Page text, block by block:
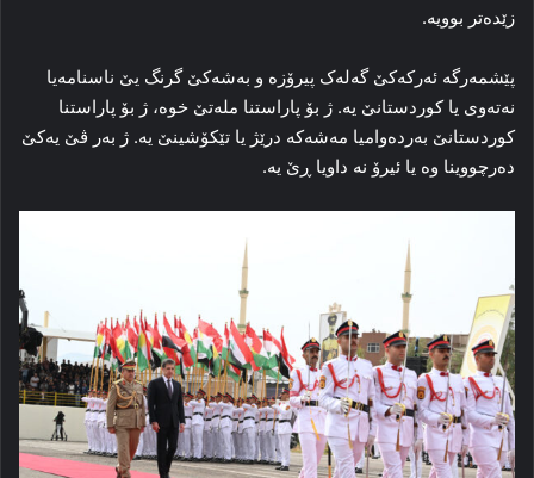
زێده‌تر بوویه‌.
پێشمه‌رگه‌ ئه‌رکه‌کێ گه‌له‌ک پیرۆزه‌ و به‌شه‌کێ‌ گرنگ یێ ناسنامه‌یا
نه‌ته‌وی یا کوردستانێ یه‌. ژ بۆ پاراستنا مله‌تێ خوه‌، ژ بۆ پاراستنا
کوردستانێ به‌رده‌وامیا مه‌شه‌که‌ درێژ یا تێکۆشینێ یه‌. ژ به‌ر ڤێ یه‌کێ
دەرچووینا وه‌ یا ئیرۆ نه‌ داویا ڕێ یه‌.